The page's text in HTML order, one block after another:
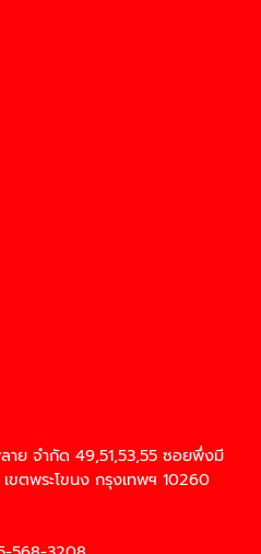
าย จำกัด 49,51,53,55 ซอยพึ่งมี
ตพระโขนง กรุงเทพฯ 10260